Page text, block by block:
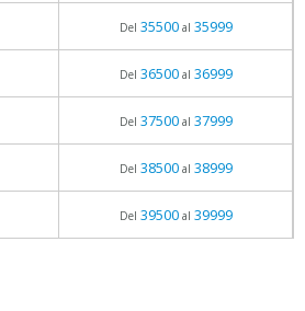
Del 35500al 35999
Del 36500al 36999
Del 37500al 37999
Del 38500al 38999
Del 39500al 39999